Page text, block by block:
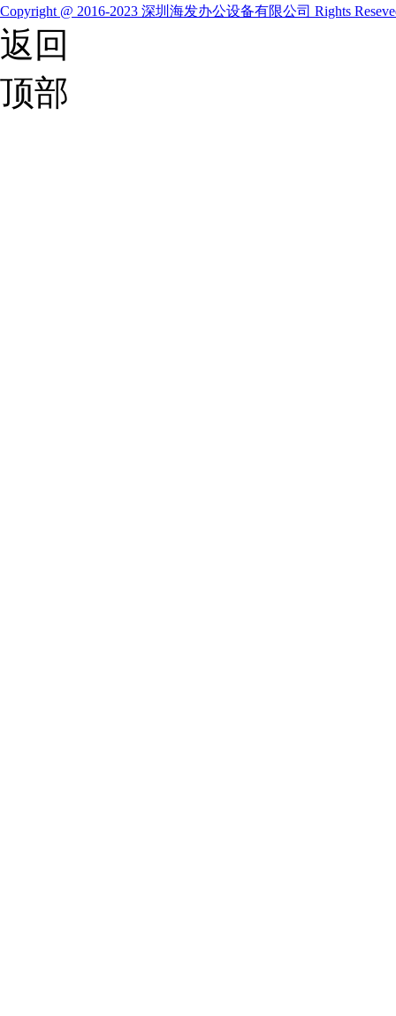
Copyright @ 2016-2023 深圳海发办公设备有限公司 Rights
返回
顶部